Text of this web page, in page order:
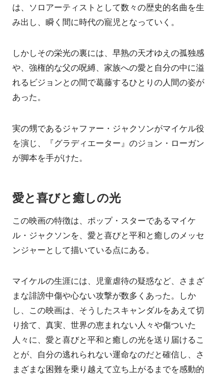
は、ソロアーティストとして数々の歴史的名曲を生
み出し、瞬く間に時代の寵児となっていく。
しかしその栄光の裏には、早熟の天才ゆえの孤独感
や、強権的な父の呪縛、家族への愛と自分の中に溢
れるビジョンとの間で葛藤するひとりの人間の姿が
あった。
実の甥であるジャファー・ジャクソンがマイケル役
を演じ、『グラディエーター』のジョン・ローガン
が脚本を手がけた。
愛と喜びと癒しの光
この映画の特徴は、ポップ・スターであるマイケ
ル・ジャクソンを、愛と喜びと平和と癒しのメッセ
ンジャーとして描いている点にある。
マイケルの生涯には、児童虐待の疑惑など、さまざ
まな誹謗中傷や心ない攻撃が数多くあった。しか
し、この映画は、そうしたスキャンダルをあえて切
り捨て、真実、世界の恵まれない人々や傷ついた
人々に、愛と喜びと平和と癒しの光を送り届けるこ
とが、自分の逃れられない運命なのだと確信し、さ
まざまな困難を乗り越えて立ち上がるまでを感動的